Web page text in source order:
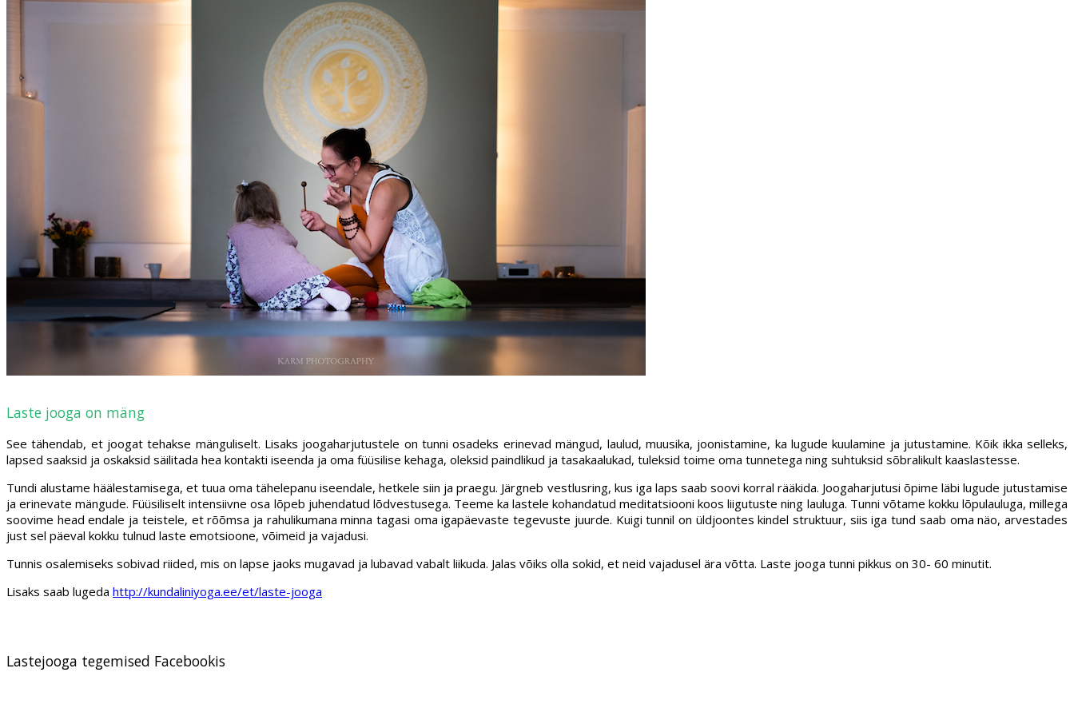
Laste jooga on mäng
See tähendab, et joogat tehakse mänguliselt. Lisaks joogaharjutustele on tunni osadeks erinevad mängud, laulud, muusika, joonistamine, ka lugude kuulamine ja jutustamine. Kõik ikka selleks,
lapsed saaksid ja oskaksid säilitada hea kontakti iseenda ja oma füüsilise kehaga, oleksid paindlikud ja tasakaalukad, tuleksid toime oma tunnetega ning suhtuksid sõbralikult kaaslastesse.
Tundi alustame häälestamisega, et tuua oma tähelepanu iseendale, hetkele siin ja praegu. Järgneb vestlusring, kus iga laps saab soovi korral rääkida. Joogaharjutusi õpime läbi lugude jutustamise
ja erinevate mängude. Füüsiliselt intensiivne osa lõpeb juhendatud lõdvestusega. Teeme ka lastele kohandatud meditatsiooni koos liigutuste ning lauluga. Tunni võtame kokku lõpulauluga, millega
soovime head endale ja teistele, et rõõmsa ja rahulikumana minna tagasi oma igapäevaste tegevuste juurde. Kuigi tunnil on üldjoontes kindel struktuur, siis iga tund saab oma näo, arvestades
just sel päeval kokku tulnud laste emotsioone, võimeid ja vajadusi.
Tunnis osalemiseks sobivad riided, mis on lapse jaoks mugavad ja lubavad vabalt liikuda. Jalas võiks olla sokid, et neid vajadusel ära võtta. Laste jooga tunni pikkus on 30- 60 minutit.
Lisaks saab lugeda http://kundaliniyoga.ee/et/laste-jooga
Lastejooga tegemised Facebookis